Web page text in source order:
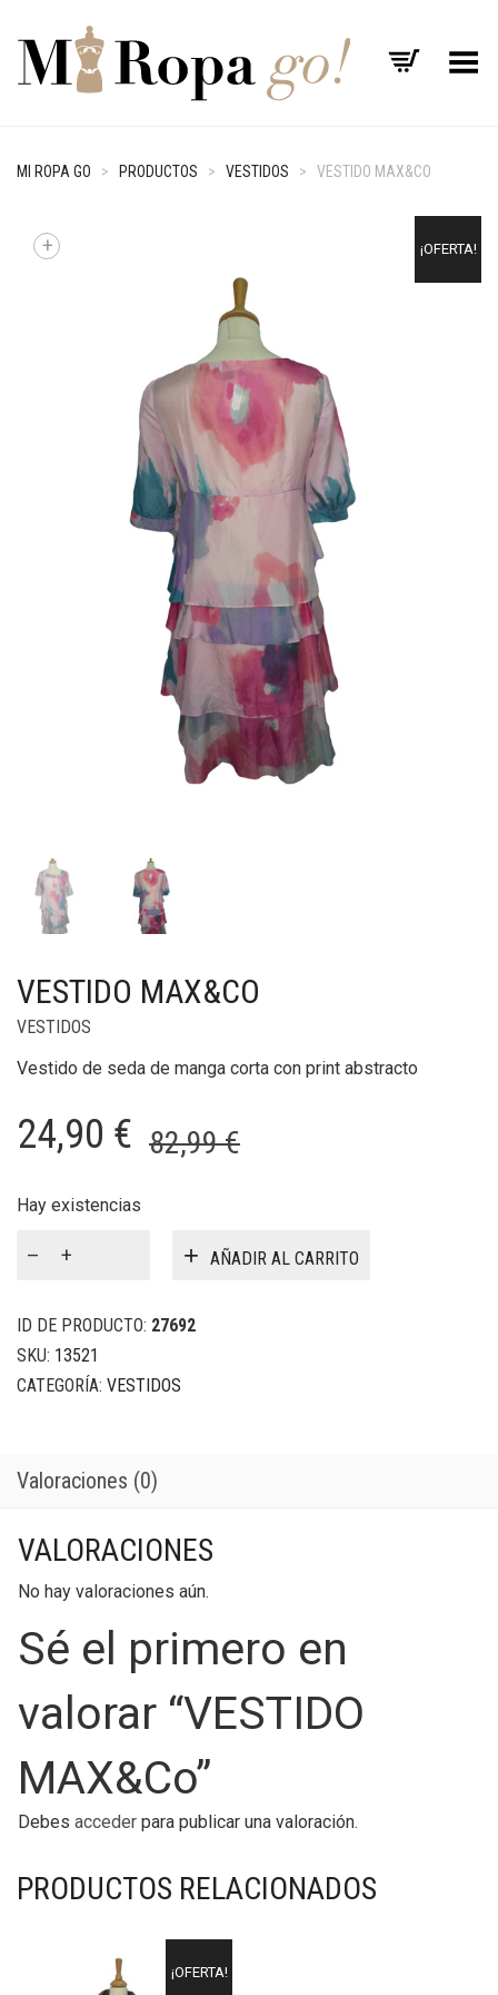
Menú
MI ROPA GO > PRODUCTOS > VESTIDOS > VESTIDO MAX&CO
¡OFERTA!
VESTIDO MAX&CO
VESTIDOS
Vestido de seda de manga corta con print abstracto
82,99€El
era:
24,90 €
El
es:
Hay existencias
MAX&Co
AÑADIR AL CARRITO
ID DE PRODUCTO: 27692
SKU: 13521
CATEGORÍA: VESTIDOS
Valoraciones (0)
VALORACIONES
No hay valoraciones aún.
Sé el primero en
valorar “VESTIDO
MAX&Co”
Debes acceder para publicar una valoración.
PRODUCTOS RELACIONADOS
¡OFERTA!